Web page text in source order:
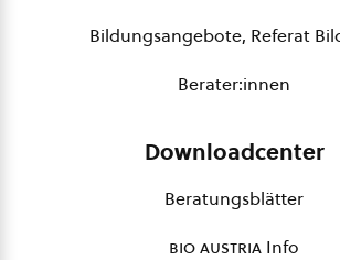
Bildungsangebote, Referat
Berater:innen
Downloadcenter
Beratungsblätter
bio austria Info